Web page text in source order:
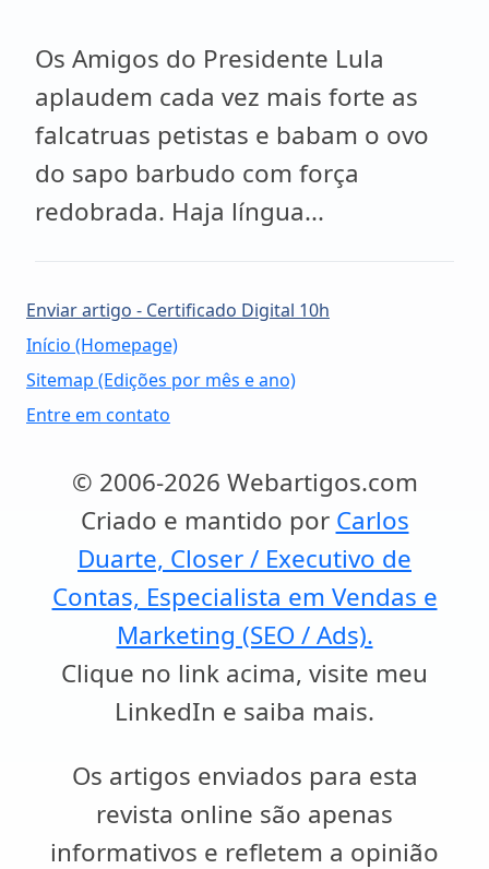
Os Amigos do Presidente Lula
aplaudem cada vez mais forte as
falcatruas petistas e babam o ovo
do sapo barbudo com força
redobrada. Haja língua...
Enviar artigo - Certificado Digital 10h
Início (Homepage)
Sitemap (Edições por mês e ano)
Entre em contato
© 2006-2026 Webartigos.com
Criado e mantido por Carlos
Duarte, Closer / Executivo de
Contas, Especialista em Vendas e
Marketing (SEO / Ads).
Clique no link acima, visite meu
LinkedIn e saiba mais.
Os artigos enviados para esta
revista online são apenas
informativos e refletem a opinião